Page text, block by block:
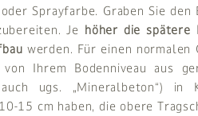
Sprayfarbe. Graben Sie den
Je höher die spätere
werden. Für einen normalen
Ihrem Bodenniveau aus
ugs. „Mineralbeton“) in
15 cm haben, die obere